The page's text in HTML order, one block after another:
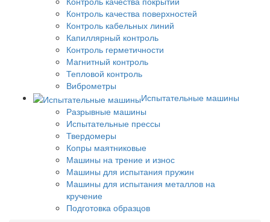
Контроль качества поверхностей
Контроль кабельных линий
Капиллярный контроль
Контроль герметичности
Магнитный контроль
Тепловой контроль
Виброметры
Испытательные машины
Разрывные машины
Испытательные прессы
Твердомеры
Копры маятниковые
Машины на трение и износ
Машины для испытания пружин
Машины для испытания металлов на
кручение
Подготовка образцов